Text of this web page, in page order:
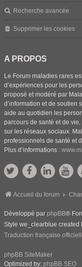
Recherche avancée
Supprimer les cookies
A PROPOS
Le Forum maladies rares
d’expériences pour les
proposé et modéré par
d’information et de soutien
aide au quotidien les
parcours de santé et de
sur les réseaux sociaux.
professionnels de santé et
Plus d’informations :
Accueil du forum
Développé par phpBB®
Style we_clearblue created
Traduction française
phpBB SiteMaker
Optimized by: phpBB SEO